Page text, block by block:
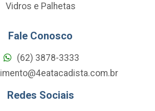
Vidros e Palhetas
Fale Conosco
(62) 3878-3333
Redes Sociais